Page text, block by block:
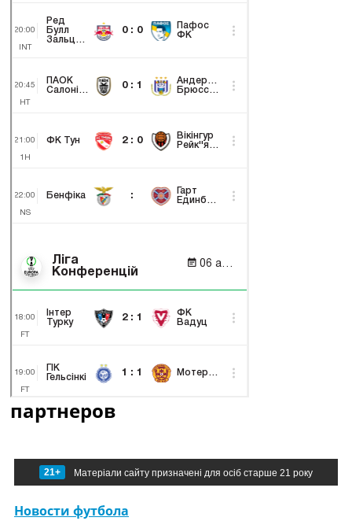
партнеров
21+ Матеріали сайту призначені для осіб старше 21 року
Новости футбола